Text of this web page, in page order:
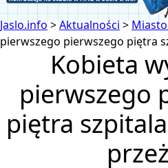
Jaslo.info>Aktualności > Miasto
pierwszego pierwszego piętra
Kobieta
pierwszego
piętra